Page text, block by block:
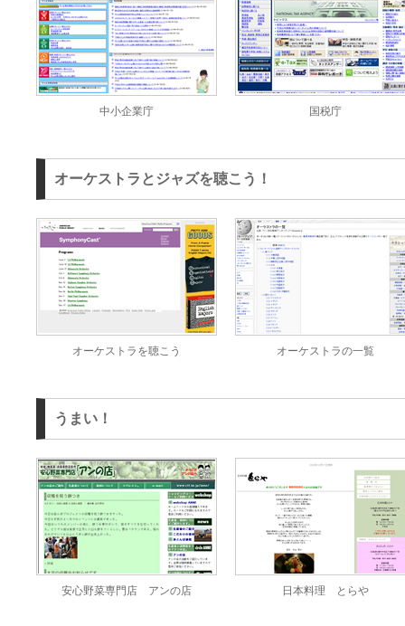
中小企業庁 国税庁
オーケストラとジャズを聴こう！
オーケストラを聴こう オーケストラの一覧
うまい！
安心野菜専門店 アンの店 日本料理 とらや